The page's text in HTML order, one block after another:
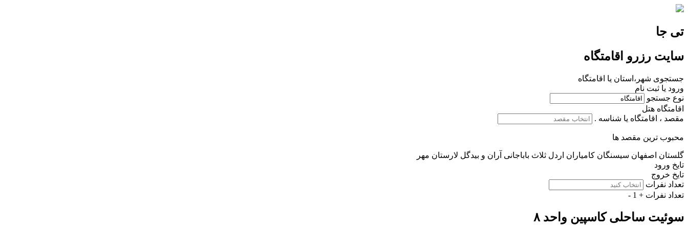
تی جا
سایت رزرو اقامتگاه
جستجوی شهر،استان یا اقامتگاه
ورود یا ثبت نام
نوع جستجو
اقامتگاه هتل
مقصد ، اقامتگاه یا شناسه .
محبوب ترین مقصد ها
گلستان اصفهان سیسنگان کامیاران اردل ثلاث باباجانی آران و بیدگل لارستان مهر
تایخ ورود
تایخ خروج
تعداد نفرات
تعداد نفرات +
1
-
سوئیت ساحلی کاسپین واحد ۸